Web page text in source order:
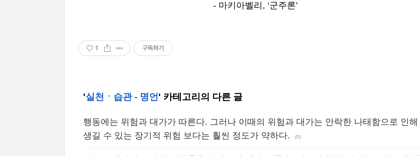
- 마키아벨리, ‘군주론’
1 구독하기
'실천ㆍ습관 - 명언' 카테고리의 다른 글
행동에는 위험과 대가가 따른다. 그러나 이때의 위험과 대가는 안락한 나태함으로 인해
생길 수 있는 장기적 위험 보다는 훨씬 정도가 약하다.
(0)